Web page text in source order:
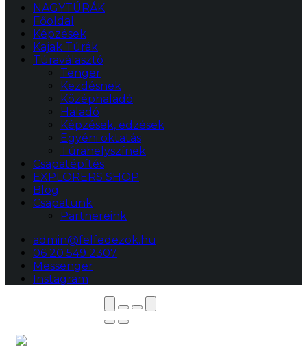
NAGYTÚRÁK
Főoldal
Képzések
Kajak Túrák
Túraválasztó
Tenger
Kezdésnek
Középhaladó
Haladó
Képzések, edzések
Egyéni oktatás
Túrahelyszínek
Csapatépítés
EXPLORERS SHOP
Blog
Csapatunk
Partnereink
admin@felfedezok.hu
06 20 549 2307
Messenger
Instagram